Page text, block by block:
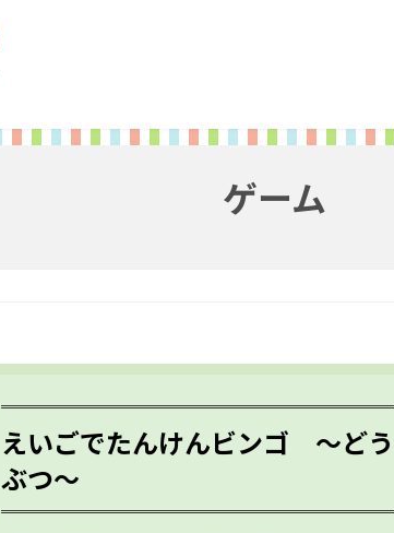
ゲーム
えいごでたんけんビンゴ ～どう
ぶつ～